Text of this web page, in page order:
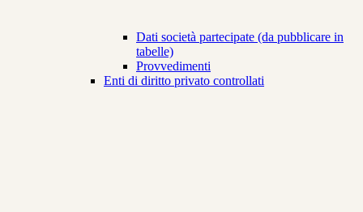
Dati società partecipate (da pubblicare in
tabelle)
Provvedimenti
Enti di diritto privato controllati